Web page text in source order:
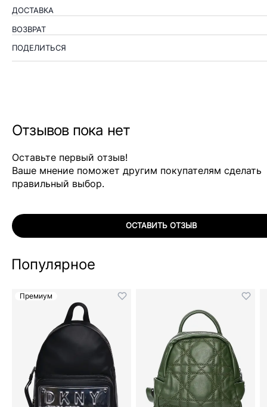
ДОСТАВКА
ВОЗВРАТ
ПОДЕЛИТЬСЯ
Отзывов пока нет
Оставьте первый отзыв!
Ваше мнение поможет другим покупателям сделать
правильный выбор.
ОСТАВИТЬ ОТЗЫВ
Популярное
Премиум